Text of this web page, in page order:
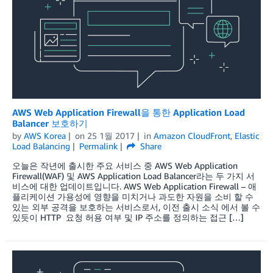
AWS Web Application Firewall을 통한 Application Load
Balancer 보호하기
by AWS Korea on 25 1월 2017 in Amazon CloudFront, Elastic
Load Balancing
Permalink
Share
오늘은 작년에 출시한 주요 서비스 중 AWS Web Application
Firewall(WAF) 및 AWS Application Load Balancer라는 두 가지 서
비스에 대한 업데이트입니다. AWS Web Application Firewall – 애
플리케이션 가용성에 영향을 미치거나 과도한 자원을 소비 할 수
있는 외부 공격을 보호하는 서비스로서, 이전 출시 소식 에서 볼 수
있듯이 HTTP 요청 허용 여부 및 IP 주소를 정의하는 접근 […]